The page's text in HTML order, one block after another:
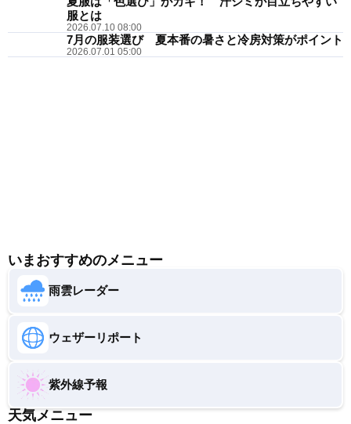
服とは
2026.07.10 08:00
7月の服装選び 夏本番の暑さと冷房対策がポイント
2026.07.01 05:00
いまおすすめのメニュー
雨雲レーダー
ウェザーリポート
紫外線予報
天気メニュー